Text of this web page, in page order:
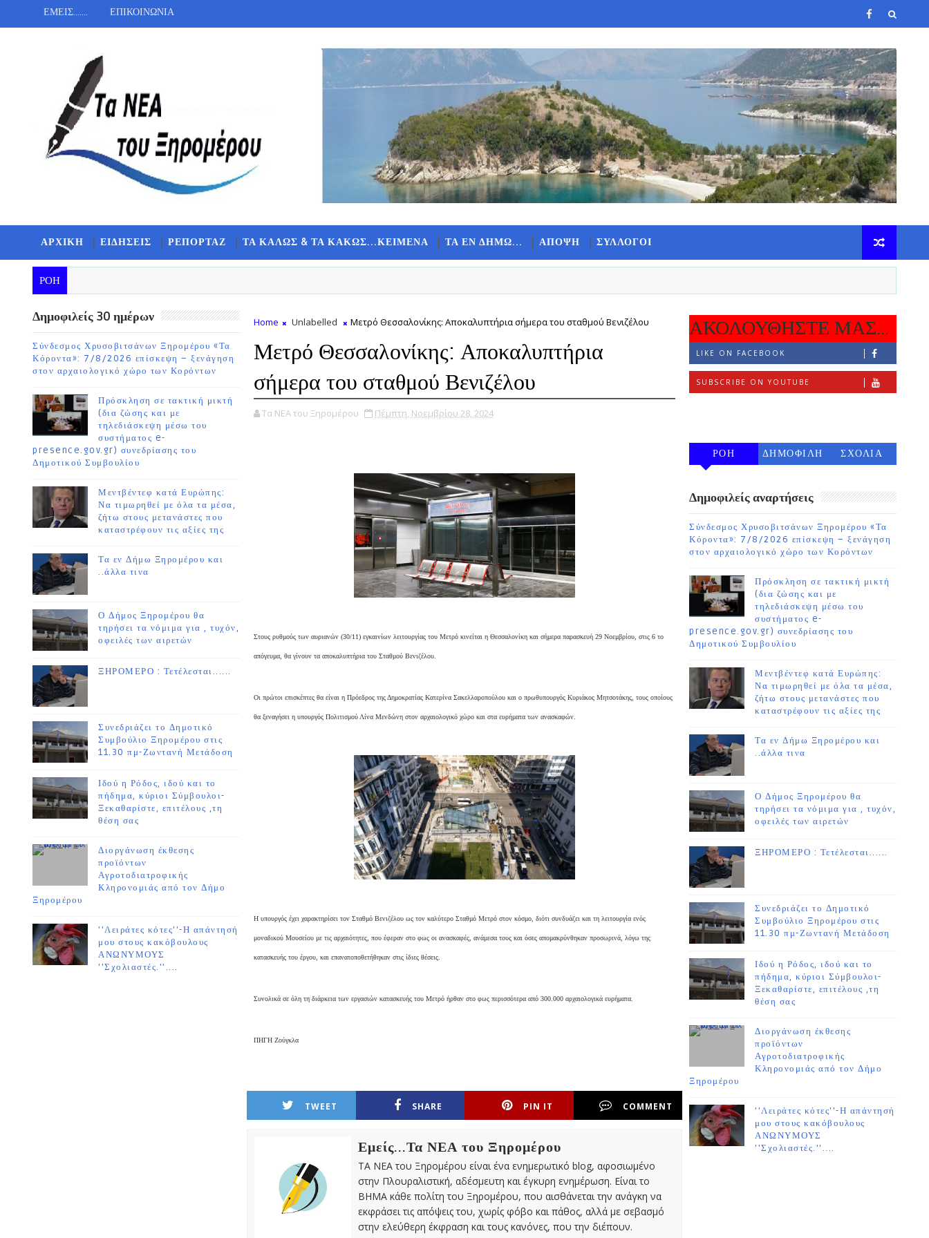
ΕΜΕΙΣ....... ΕΠΙΚΟΙΝΩΝΙΑ
ΑΡΧΙΚΗ ΕΙΔΗΣΕΙΣ ΡΕΠΟΡΤΑΖ ΤΑ ΚΑΛΩΣ & ΤΑ ΚΑΚΩΣ...ΚΕΙΜΕΝΑ ΤΑ ΕΝ ΔΗΜΩ... ΑΠΟΨΗ ΣΥΛΛΟΓΟΙ
ΡΟΗ
Δημοφιλείς 30 ημέρων
Σύνδεσμος Χρυσοβιτσάνων Ξηρομέρου «Τα
Κόροντα»: 7/8/2026 επίσκεψη – ξενάγηση
στον αρχαιολογικό χώρο των Κορόντων
Πρόσκληση σε τακτική μικτή
(δια ζώσης και με
τηλεδιάσκεψη μέσω του
συστήματος e-
presence.gov.gr) συνεδρίασης του
Δημοτικού Συμβουλίου
Μεντβέντεφ κατά Ευρώπης:
Να τιμωρηθεί με όλα τα μέσα,
ζήτω στους μετανάστες που
καταστρέφουν τις αξίες της
Τα εν Δήμω Ξηρομέρου και
..άλλα τινα
Ο Δήμος Ξηρομέρου θα
τηρήσει τα νόμιμα για , τυχόν,
οφειλές των αιρετών
ΞΗΡΟΜΕΡΟ : Τετέλεσται......
Συνεδριάζει το Δημοτικό
Συμβούλιο Ξηρομέρου στις
11.30 πμ-Ζωντανή Μετάδοση
Ιδού η Ρόδος, ιδού και το
πήδημα, κύριοι Σύμβουλοι-
Ξεκαθαρίστε, επιτέλους ,τη
θέση σας
Διοργάνωση έκθεσης
προϊόντων
Αγροτοδιατροφικής
Κληρονομιάς από τον Δήμο
Ξηρομέρου
''Λειράτες κότες''-Η απάντησή
μου στους κακόβουλους
ΑΝΩΝΥΜΟΥΣ
''Σχολιαστές.''....
Home Unlabelled Μετρό Θεσσαλονίκης: Αποκαλυπτήρια σήμερα του σταθμού Βενιζέλου
Μετρό Θεσσαλονίκης: Αποκαλυπτήρια
σήμερα του σταθμού Βενιζέλου
Τα ΝΕΑ του Ξηρομέρου Πέμπτη, Νοεμβρίου 28, 2024
Στους ρυθμούς των αυριανών (30/11) εγκαινίων λειτουργίας του Μετρό κινείται η Θεσσαλονίκη και σήμερα παρασκευή 29 Νοεμβρίου, στις 6 το
απόγευμα, θα γίνουν τα αποκαλυπτήρια του Σταθμού Βενιζέλου.
Οι πρώτοι επισκέπτες θα είναι η Πρόεδρος της Δημοκρατίας Κατερίνα Σακελλαροπούλου και ο πρωθυπουργός Κυριάκος Μητσοτάκης, τους οποίους
θα ξεναγήσει η υπουργός Πολιτισμού Λίνα Μενδώνη στον αρχαιολογικό χώρο και στα ευρήματα των ανασκαφών.
Η υπουργός έχει χαρακτηρίσει τον Σταθμό Βενιζέλου ως τον καλύτερο Σταθμό Μετρό στον κόσμο, διότι συνδυάζει και τη λειτουργία ενός
μοναδικού Μουσείου με τις αρχαιότητες, που έφεραν στο φως οι ανασκαφές, ανάμεσα τους και όσες απομακρύνθηκαν προσωρινά, λόγω της
κατασκευής του έργου, και επανατοποθετήθηκαν στις ίδιες θέσεις.
Συνολικά σε όλη τη διάρκεια των εργασιών κατασκευής του Μετρό ήρθαν στο φως περισσότερα από 300.000 αρχαιολογικά ευρήματα.
ΠΗΓΗ Ζούγκλα
TWEET SHARE PIN IT COMMENT
Εμείς...Τα ΝΕΑ του Ξηρομέρου
ΤΑ ΝΕΑ του Ξηρομέρου είναι ένα ενημερωτικό blog, αφοσιωμένο
στην Πλουραλιστική, αδέσμευτη και έγκυρη ενημέρωση. Είναι το
ΒΗΜΑ κάθε πολίτη του Ξηρομέρου, που αισθάνεται την ανάγκη να
εκφράσει τις απόψεις του, χωρίς φόβο και πάθος, αλλά με σεβασμό
στην ελεύθερη έκφραση και τους κανόνες, που την διέπουν.
ΑΚΟΛΟΥΘΗΣΤΕ ΜΑΣ...
LIKE ON FACEBOOK
SUBSCRIBE ON YOUTUBE
ΡΟΗ
ΔΗΜΟΦΙΛΗ
ΣΧΟΛΙΑ
Δημοφιλείς αναρτήσεις
Σύνδεσμος Χρυσοβιτσάνων Ξηρομέρου «Τα
Κόροντα»: 7/8/2026 επίσκεψη – ξενάγηση
στον αρχαιολογικό χώρο των Κορόντων
Πρόσκληση σε τακτική μικτή
(δια ζώσης και με
τηλεδιάσκεψη μέσω του
συστήματος e-
presence.gov.gr) συνεδρίασης του
Δημοτικού Συμβουλίου
Μεντβέντεφ κατά Ευρώπης:
Να τιμωρηθεί με όλα τα μέσα,
ζήτω στους μετανάστες που
καταστρέφουν τις αξίες της
Τα εν Δήμω Ξηρομέρου και
..άλλα τινα
Ο Δήμος Ξηρομέρου θα
τηρήσει τα νόμιμα για , τυχόν,
οφειλές των αιρετών
ΞΗΡΟΜΕΡΟ : Τετέλεσται......
Συνεδριάζει το Δημοτικό
Συμβούλιο Ξηρομέρου στις
11.30 πμ-Ζωντανή Μετάδοση
Ιδού η Ρόδος, ιδού και το
πήδημα, κύριοι Σύμβουλοι-
Ξεκαθαρίστε, επιτέλους ,τη
θέση σας
Διοργάνωση έκθεσης
προϊόντων
Αγροτοδιατροφικής
Κληρονομιάς από τον Δήμο
Ξηρομέρου
''Λειράτες κότες''-Η απάντησή
μου στους κακόβουλους
ΑΝΩΝΥΜΟΥΣ
''Σχολιαστές.''....